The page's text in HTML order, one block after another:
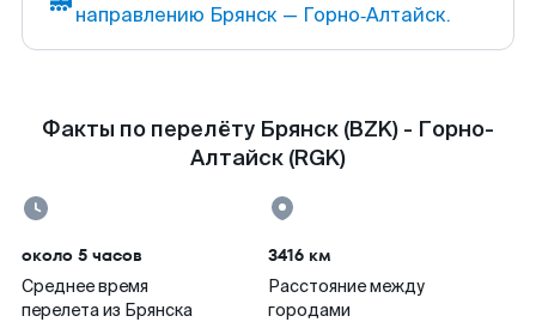
направлению Брянск — Горно‑Алтайск.
Факты по перелёту Брянск (BZK) - Горно-
Алтайск (RGK)
около 5 часов
Среднее время
перелета из Брянска
3416 км
Расстояние между
городами